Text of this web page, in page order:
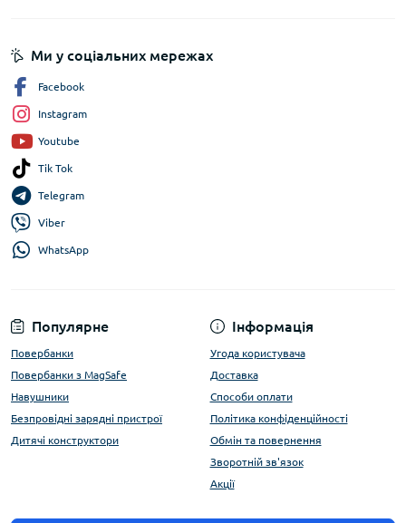
Популярне
Повербанки
Повербанки з MagSafe
Навушники
Безпровідні зарядні пристрої
Дитячі конструктори
Інформація
Угода користувача
Доставка
Способи оплати
Політика конфіденційності
Обмін та повернення
Зворотній зв'язок
Акції
Ми у соціальних мережах
Facebook
Instagram
Youtube
Tik Tok
Telegram
Viber
WhatsApp